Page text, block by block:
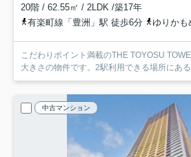
20階 / 62.55㎡ / 2LDK /築17年
有楽町線「豊洲」駅 徒歩6分
ゆりかも
こだわりポイント満載のTHE TOYOSU
大きさの物件です。2駅利用できる場所にある
中古マンション